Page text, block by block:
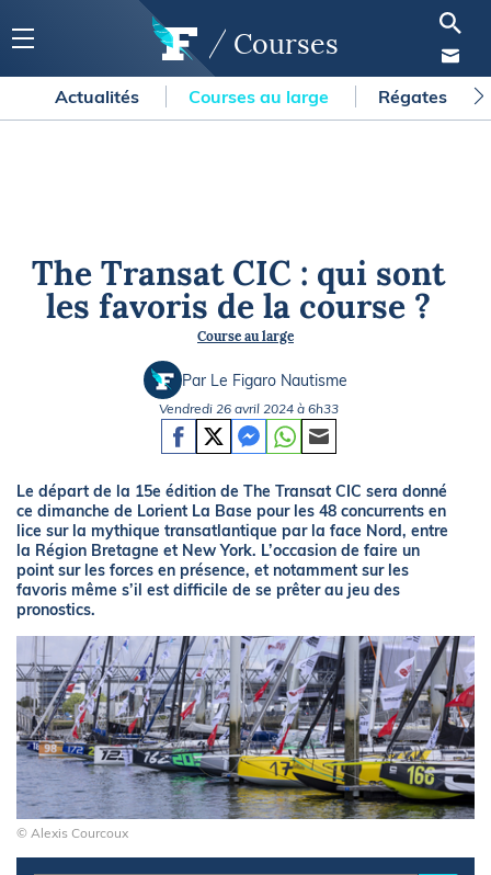
Courses
Actualités Courses au large Régates
The Transat CIC : qui sont
les favoris de la course ?
Course au large
Par Le Figaro Nautisme
Vendredi 26 avril 2024 à 6h33
Le départ de la 15e édition de The Transat CIC sera donné
ce dimanche de Lorient La Base pour les 48 concurrents en
lice sur la mythique transatlantique par la face Nord, entre
la Région Bretagne et New York. L’occasion de faire un
point sur les forces en présence, et notamment sur les
favoris même s’il est difficile de se prêter au jeu des
pronostics.
© Alexis Courcoux